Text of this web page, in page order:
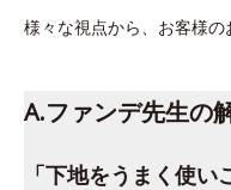
様々な視点から、お客様の
A.ファンデ先生の
「下地をうまく使